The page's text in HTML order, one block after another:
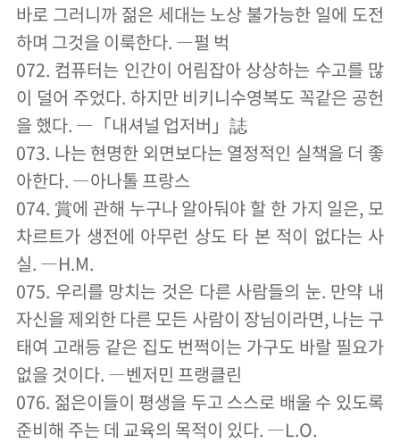
바로 그러니까 젊은 세대는 노상 불가능한 일에 도전
하며 그것을 이룩한다. ―펄 벅
072. 컴퓨터는 인간이 어림잡아 상상하는 수고를 많
이 덜어 주었다. 하지만 비키니수영복도 꼭같은 공헌
을 했다. ―「내셔널 업저버」誌
073. 나는 현명한 외면보다는 열정적인 실책을 더 좋
아한다. ―아나톨 프랑스
074. 賞에 관해 누구나 알아둬야 할 한 가지 일은, 모
차르트가 생전에 아무런 상도 타 본 적이 없다는 사
실. ―H.M.
075. 우리를 망치는 것은 다른 사람들의 눈. 만약 내
자신을 제외한 다른 모든 사람이 장님이라면, 나는 구
태여 고래등 같은 집도 번쩍이는 가구도 바랄 필요가
없을 것이다. ―벤저민 프랭클린
076. 젊은이들이 평생을 두고 스스로 배울 수 있도록
준비해 주는 데 교육의 목적이 있다. ―L.O.